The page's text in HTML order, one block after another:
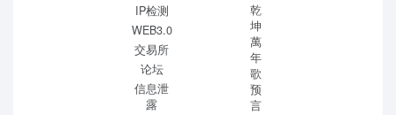
IP检测
WEB3.0
交易所
论坛
信息泄
露
乾
坤
萬
年
歌
预
言